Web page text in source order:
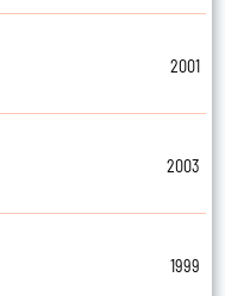
2001
2003
1999